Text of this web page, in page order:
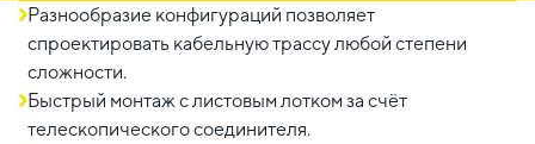
Разнообразие конфигураций позволяет
спроектировать кабельную трассу любой степени
сложности.
Быстрый монтаж с листовым лотком за счёт
телескопического соединителя.